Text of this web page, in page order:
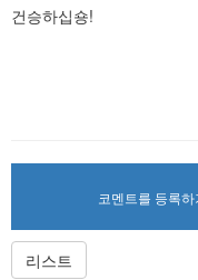
건승하십숑!
코멘트를 등록
리스트